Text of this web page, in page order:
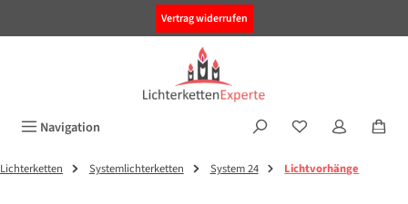
Vertrag widerrufen
Navigation
Lichterketten Systemlichterketten System 24 Lichtvorhänge